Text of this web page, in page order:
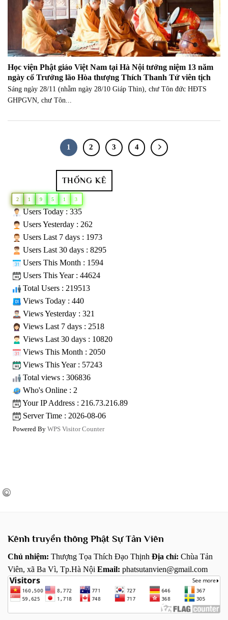
Học viện Phật giáo Việt Nam tại Hà Nội tưởng niệm 13 năm
ngày cố Trưởng lão Hòa thượng Thích Thanh Tứ viên tịch
Sáng ngày 28/11 (nhằm ngày 28/10 Giáp Thìn), chư Tôn đức HĐTS
GHPGVN, chư Tôn...
1 2 3 4
THỐNG KÊ
2 1 9 5 1 3
Users Today : 335
Users Yesterday : 262
Users Last 7 days : 1973
Users Last 30 days : 8295
Users This Month : 1594
Users This Year : 44624
Total Users : 219513
Views Today : 440
Views Yesterday : 321
Views Last 7 days : 2518
Views Last 30 days : 10820
Views This Month : 2050
Views This Year : 57243
Total views : 306836
Who's Online : 2
Your IP Address : 216.73.216.89
Server Time : 2026-08-06
Powered By WPS Visitor Counter
Kênh truyền thông Phật Sự Tản Viên
Chủ nhiệm: Thượng Tọa Thích Đạo Thịnh Địa chỉ: Chùa Tản
Viên, xã Ba Vì, Tp.Hà Nội Email: phatsutanvien@gmail.com